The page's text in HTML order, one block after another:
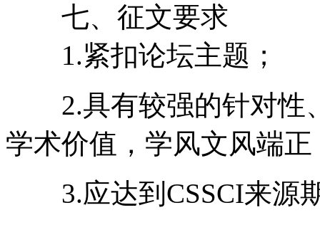
七、征文要求
1.紧扣论坛主题；
2.具有较强的针对性
学术价值，学风文风端
3.应达到CSSCI来源